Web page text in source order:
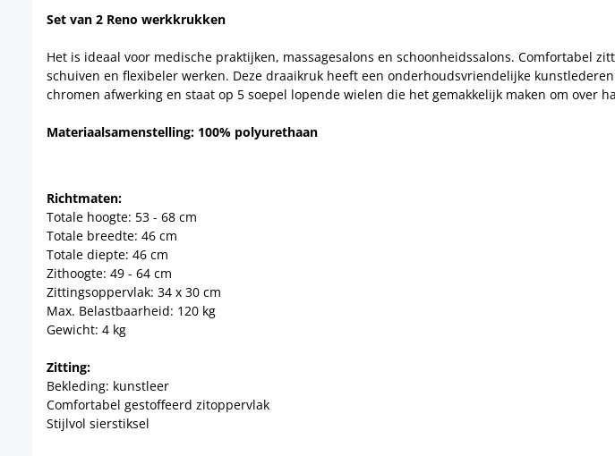
Set van 2 Reno werkkrukken
Het is ideaal voor medische praktijken, massagesalons en schoonheidssalons. Comfortabel
schuiven en flexibeler werken. Deze draaikruk heeft een onderhoudsvriendelijke
chromen afwerking en staat op 5 soepel lopende wielen die het gemakkelijk maken om over
Materiaalsamenstelling: 100% polyurethaan
Richtmaten:
Totale hoogte: 53 - 68 cm
Totale breedte: 46 cm
Totale diepte: 46 cm
Zithoogte: 49 - 64 cm
Zittingsoppervlak: 34 x 30 cm
Max. Belastbaarheid: 120 kg
Gewicht: 4 kg
Zitting:
Bekleding: kunstleer
Comfortabel gestoffeerd zitoppervlak
Stijlvol sierstiksel